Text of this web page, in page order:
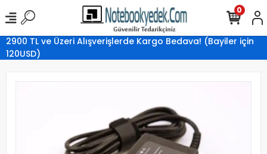
2900 TL ve Üzeri Alışverişlerde Kargo Bedava! (Bayiler için
120USD)
0